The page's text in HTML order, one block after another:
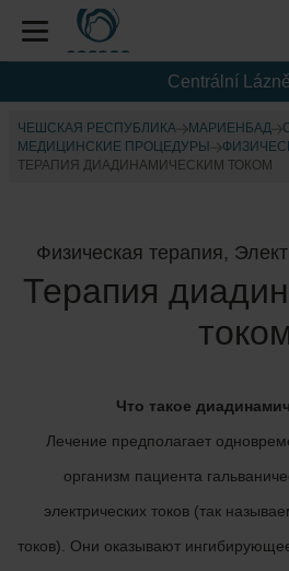
Centrální Lázně
ЧЕШСКАЯ РЕСПУБЛИКА МАРИЕНБАД
МЕДИЦИНСКИЕ ПРОЦЕДУРЫ
ТЕРАПИЯ ДИАДИНАМИЧЕСКИМ ТОКОМ
Физическая терапия,
Терапия
Что такое
Лечение предполагает
организм пациента
электрических токов (так
токов). Они оказывают